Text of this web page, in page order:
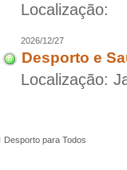
Localização:
2026/12/27
Desporto e
Localização:
Desporto para Todos